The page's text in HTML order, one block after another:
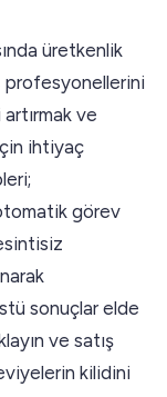
üretkenlik
profesyonellerini
ve
ihtiyaç
görev
sonuçlar elde
ve satış
kilidini